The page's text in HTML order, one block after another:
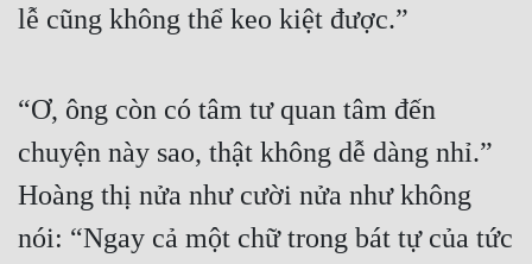
lễ cũng không thể keo kiệt được.”
“Ơ, ông còn có tâm tư quan tâm đến
chuyện này sao, thật không dễ dàng nhỉ.”
Hoàng thị nửa như cười nửa như không
nói: “Ngay cả một chữ trong bát tự của tức